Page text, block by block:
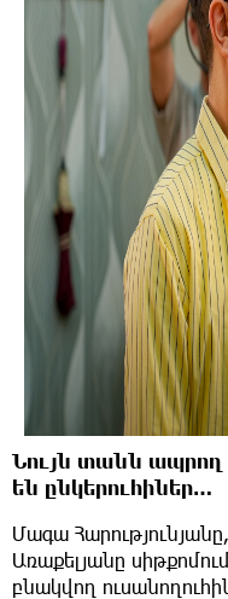
Նույն տանն ապրող
են ընկերուհիներ…
Մագա
Առաքելյանը
բնակվող